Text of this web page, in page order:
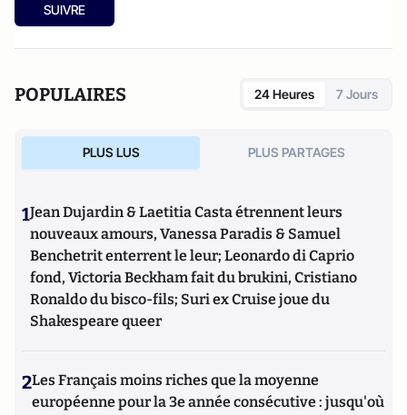
l'Archipel, 2003). Elle a également réalisé les documentaires
SUIVRE
POPULAIRES 24 Heures 7 Jours
PLUS LUS PLUS PARTAGES
1Jean Dujardin & Laetitia Casta étrennent leurs
nouveaux amours, Vanessa Paradis & Samuel
Benchetrit enterrent le leur; Leonardo di Caprio
fond, Victoria Beckham fait du brukini, Cristiano
Ronaldo du bisco-fils; Suri ex Cruise joue du
Shakespeare queer
2Les Français moins riches que la moyenne
européenne pour la 3e année consécutive : jusqu'où